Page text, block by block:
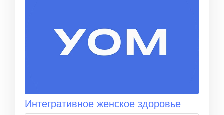
Интегративное женское здоровье